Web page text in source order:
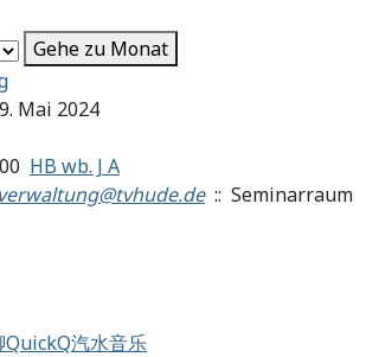
Gehe zu Monat
Mai 2024
HB wb. J A
:: Seminarraum
QuickQ汽水音乐